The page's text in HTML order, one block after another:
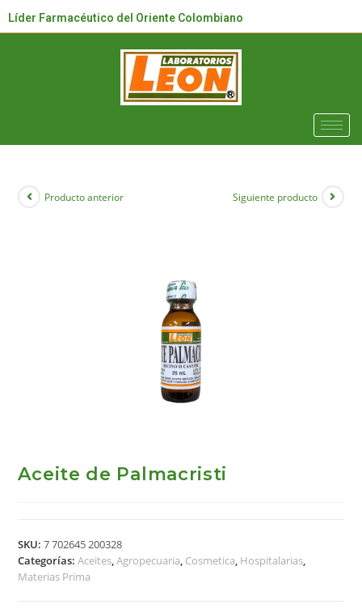
Líder Farmacéutico del Oriente Colombiano
Producto anterior Siguiente producto
Aceite de Palmacristi
SKU:7 702645 200328
Categorías:Aceites,Agropecuaria, Cosmetica, Hospitalarias,
Materias Prima